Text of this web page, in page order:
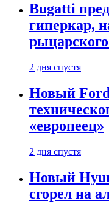
Bugatti
гиперкар,
2 дня спустя
Новый
«европеец»
2 дня спустя
Новый
сгорел на